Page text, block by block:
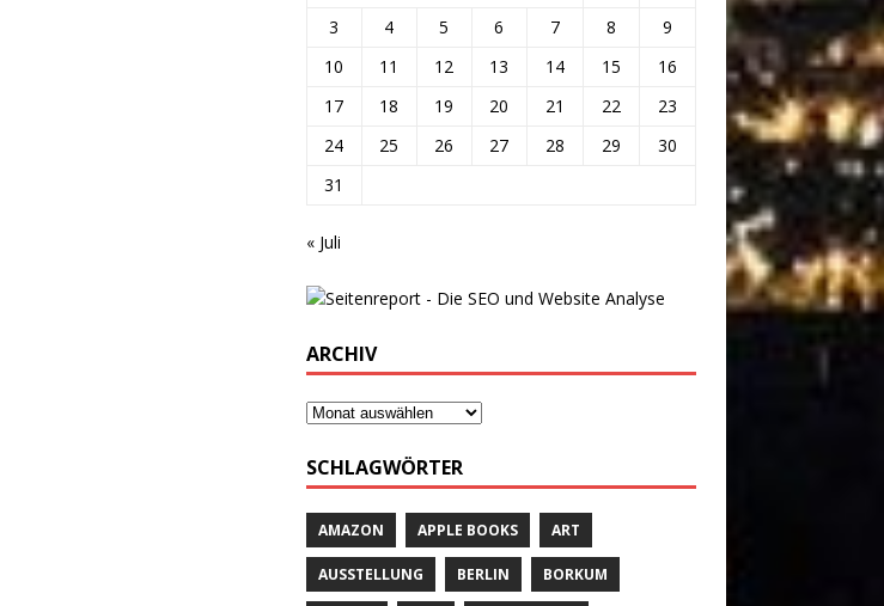
3
4 5 6 7 8
9
10
11 12 13 14 15
16
17
18 19 20 21 22
23
24
25 26 27 28 29
30
31
« Juli
ARCHIV
SCHLAGWÖRTER
AMAZON APPLE BOOKS ART
AUSSTELLUNG BERLIN BORKUM